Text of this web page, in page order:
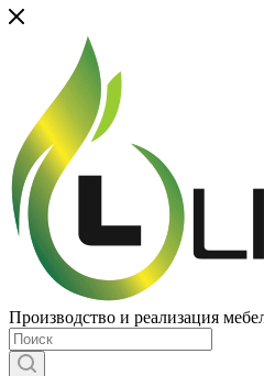
Производство и реализация